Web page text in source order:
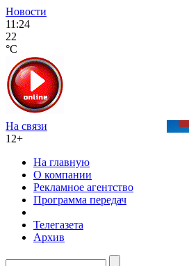
Новости
11:24
22
°C
На связи
12+
На главную
О компании
Рекламное агентство
Программа передач
Телегазета
Архив